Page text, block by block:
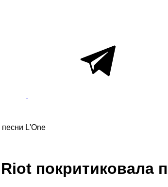
L'One
покритиковала